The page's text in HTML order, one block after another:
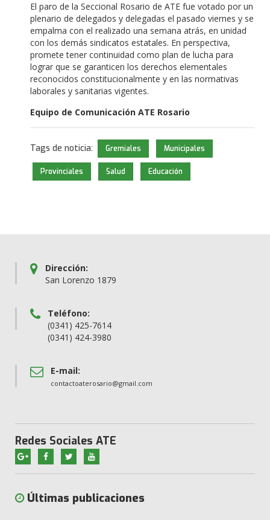
El paro de la Seccional Rosario de ATE fue votado por un
plenario de delegados y delegadas el pasado viernes y se
empalma con el realizado una semana atrás, en unidad
con los demás sindicatos estatales. En perspectiva,
promete tener continuidad como plan de lucha para
lograr que se garanticen los derechos elementales
reconocidos constitucionalmente y en las normativas
laborales y sanitarias vigentes.
Equipo de Comunicación ATE Rosario
Tags de noticia: Gremiales Municipales
Provinciales Salud Educación
Dirección:
San Lorenzo 1879
Teléfono:
(0341) 425-7614
(0341) 424-3980
E-mail:
contactoaterosario@gmail.com
Redes Sociales ATE
Últimas publicaciones